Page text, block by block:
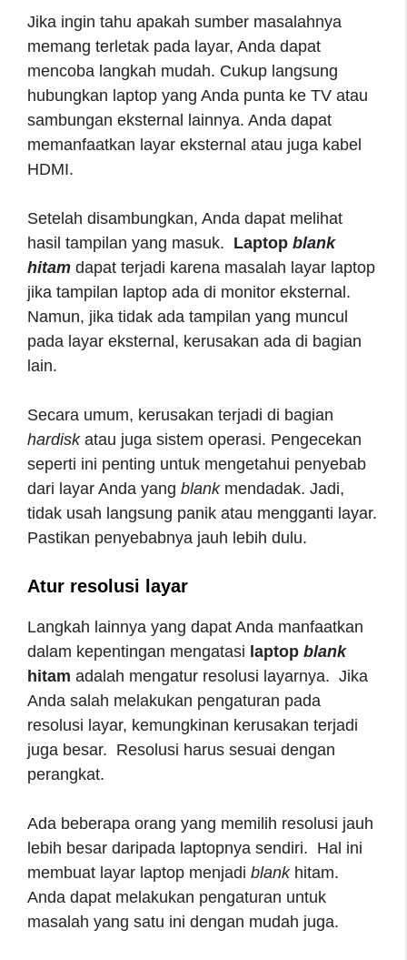
Jika ingin tahu apakah sumber masalahnya
memang terletak pada layar, Anda dapat
mencoba langkah mudah. Cukup langsung
hubungkan laptop yang Anda punta ke TV atau
sambungan eksternal lainnya. Anda dapat
memanfaatkan layar eksternal atau juga kabel
HDMI.
Setelah disambungkan, Anda dapat melihat
hasil tampilan yang masuk. Laptop blank
hitam dapat terjadi karena masalah layar laptop
jika tampilan laptop ada di monitor eksternal.
Namun, jika tidak ada tampilan yang muncul
pada layar eksternal, kerusakan ada di bagian
lain.
Secara umum, kerusakan terjadi di bagian
hardisk atau juga sistem operasi. Pengecekan
seperti ini penting untuk mengetahui penyebab
dari layar Anda yang blank mendadak. Jadi,
tidak usah langsung panik atau mengganti layar.
Pastikan penyebabnya jauh lebih dulu.
Atur resolusi layar
Langkah lainnya yang dapat Anda manfaatkan
dalam kepentingan mengatasi laptop blank
hitam adalah mengatur resolusi layarnya. Jika
Anda salah melakukan pengaturan pada
resolusi layar, kemungkinan kerusakan terjadi
juga besar. Resolusi harus sesuai dengan
perangkat.
Ada beberapa orang yang memilih resolusi jauh
lebih besar daripada laptopnya sendiri. Hal ini
membuat layar laptop menjadi blank hitam.
Anda dapat melakukan pengaturan untuk
masalah yang satu ini dengan mudah juga.